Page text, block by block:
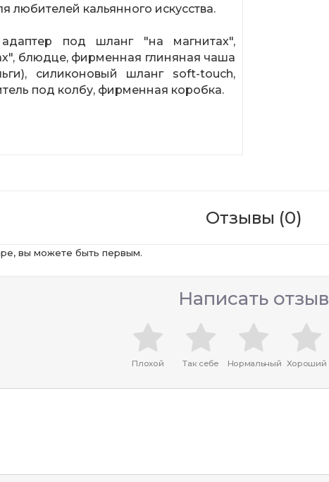
любителей кальянного искусства.
под шланг "на магнитах",
блюдце, фирменная глиняная чаша
силиконовый шланг soft-touch,
под колбу, фирменная коробка.
Отзывы (0)
вы можете быть первым.
Написать отзыв
Плохой Так себе Нормальный Хороший